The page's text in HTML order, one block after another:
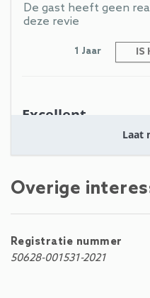
De gast heeft geen
deze revie
IS
1 Jaar
Excellent
Ahmed (Emiratos
De gast heeft geen
Laat
Overige
Registratie nummer
50628-001531-2021